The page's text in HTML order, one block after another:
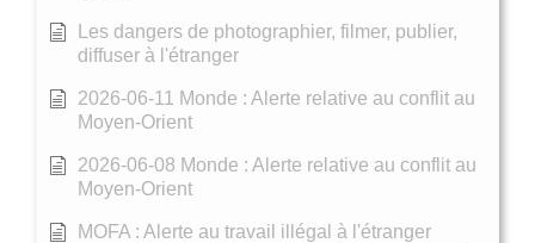
Les dangers de photographier, filmer, publier,
diffuser à l'étranger
2026-06-11 Monde : Alerte relative au conflit au
Moyen-Orient
2026-06-08 Monde : Alerte relative au conflit au
Moyen-Orient
MOFA : Alerte au travail illégal à l'étranger